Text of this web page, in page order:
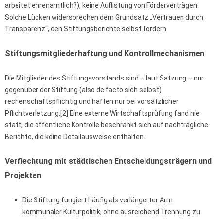
arbeitet ehrenamtlich?), keine Auflistung von Förderverträgen.
Solche Lücken widersprechen dem Grundsatz „Vertrauen durch
Transparenz“, den Stiftungsberichte selbst fordern.
Stiftungsmitgliederhaftung und Kontrollmechanismen
Die Mitglieder des Stiftungsvorstands sind – laut Satzung – nur
gegenüber der Stiftung (also de facto sich selbst)
rechenschaftspflichtig und haften nur bei vorsätzlicher
Pflichtverletzung.[2] Eine externe Wirtschaftsprüfung fand nie
statt, die öffentliche Kontrolle beschränkt sich auf nachträgliche
Berichte, die keine Detailausweise enthalten.
Verflechtung mit städtischen Entscheidungsträgern und
Projekten
Die Stiftung fungiert häufig als verlängerter Arm
kommunaler Kulturpolitik, ohne ausreichend Trennung zu